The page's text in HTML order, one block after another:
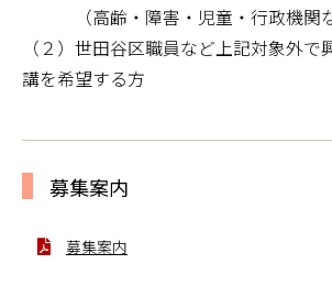
（高齢・障害・児童・行政機関
（２）世田谷区職員など上記対象外で
講を希望する方
募集案内
募集案内